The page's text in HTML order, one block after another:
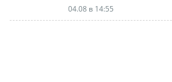
04.08 в 14:55